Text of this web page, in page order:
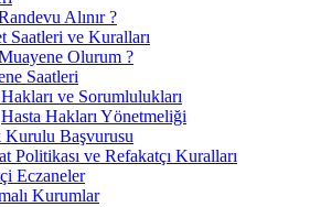
Alınır ?
Saatleri ve Kuralları
Olurum ?
Saatleri
ve Sorumlulukları
Hasta Hakları Yönetmeliği
Kurulu Başvurusu
Politikası ve Refakatçı Kuralları
Eczaneler
Kurumlar